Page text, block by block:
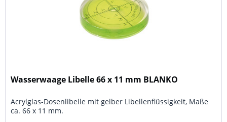
Wasserwaage Libelle 66 x 11 mm BLANKO
Acrylglas-Dosenlibelle mit gelber Libellenflüssigkeit, Maße
ca. 66 x 11 mm.